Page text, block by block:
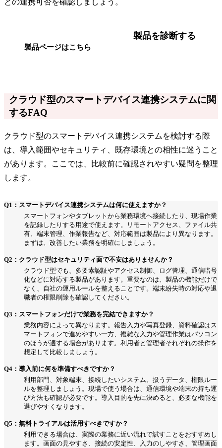
との連携可否を確認しましょう。
製品ページはこちら
製品を診断する
クラウド型のスマートデバイス連携システムに関
するFAQ
クラウド型のスマートデバイス連携システムを検討する際
は、導入範囲やセキュリティ、既存環境との相性に迷うこと
があります。ここでは、比較前に確認されやすい疑問を整理
します。
Q1：スマートデバイス連携システムは何に使えますか？
スマートフォンやタブレットから業務環境へ接続したり、現場作業
を記録したりする用途で使えます。リモートアクセス、ファイル共
有、端末管理、作業報告など、対応範囲は製品により異なります。
まずは、改善したい業務を明確にしましょう。
Q2：クラウド型はセキュリティ面で不安はありませんか？
クラウド型でも、多要素認証やアクセス制御、ログ管理、通信暗号
化などに対応する製品があります。重要なのは、製品の機能だけで
なく、自社の運用ルールを整えることです。端末紛失時の対応や退
職者の権限削除も確認してください。
Q3：スマートフォンだけで業務を完結できますか？
業務内容によって異なります。報告入力や写真登録、資料確認はス
マートフォンで進めやすい一方、複雑な入力や管理作業はパソコン
のほうが適する場合があります。利用者と管理者それぞれの操作を
想定して比較しましょう。
Q4：導入前に何を準備すべきですか？
利用部門、対象端末、接続したいシステム、扱うデータ、権限ルー
ルを整理しましょう。現場で使う場合は、通信環境や端末の持ち運
び方法も確認が必要です。導入目的を先に決めると、必要な機能を
選びやすくなります。
Q5：無料トライアルは活用すべきですか？
利用できる場合は、実際の業務に近い流れで試すことをおすすめし
ます。画面の見やすさ、接続の安定性、入力のしやすさ、管理画面